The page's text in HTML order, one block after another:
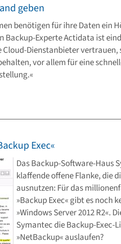
geben
benötigen für ihre Daten ein
Backup-Experte Actidata ist
Cloud-Dienstanbieter vertrauen,
vor allem für eine
Exec«
Das Backup-Software-Haus
klaffende offene Flanke, die
ausnutzen: Für das
»Backup Exec« gibt es noch
»Windows Server 2012 R2«.
Symantec die Backup-Exec-
»NetBackup« auslaufen?